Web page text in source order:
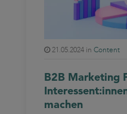
21.05.2024 in Content
B2B Marketing
machen